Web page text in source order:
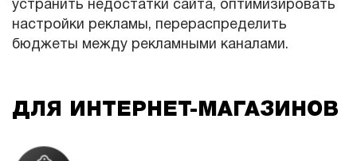
устранить недостатки сайта, оптимизировать
настройки рекламы, перераспределить
бюджеты между рекламными каналами.
ДЛЯ ИНТЕРНЕТ-МАГАЗИНОВ